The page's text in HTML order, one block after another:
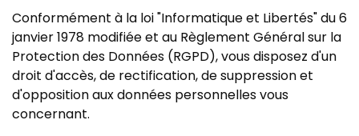
Conformément à la loi "Informatique et Libertés" du 6
janvier 1978 modifiée et au Règlement Général sur la
Protection des Données (RGPD), vous disposez d'un
droit d'accès, de rectification, de suppression et
d'opposition aux données personnelles vous
concernant.